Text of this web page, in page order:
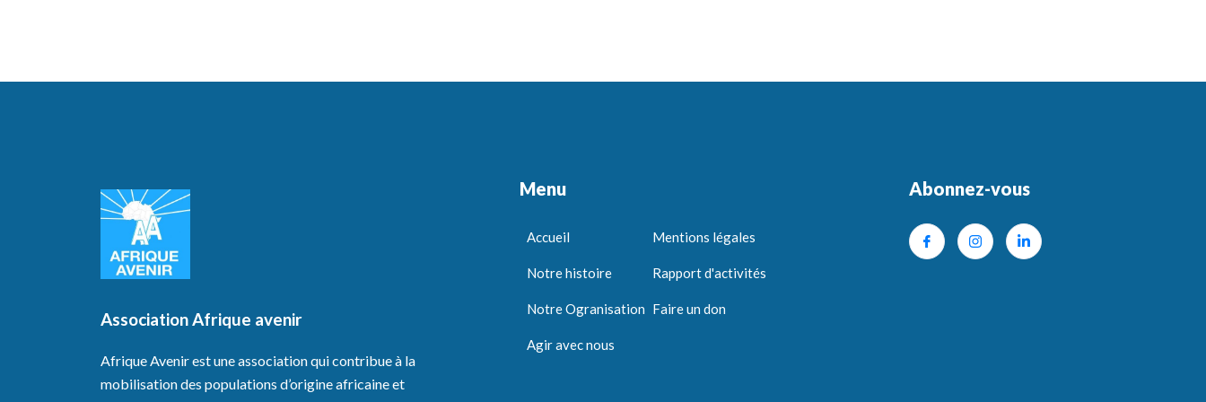
Association Afrique avenir
Afrique Avenir est une association qui contribue à la
mobilisation des populations d’origine africaine et
Menu
Accueil
Notre histoire
Notre Ogranisation
Agir avec nous
Mentions légales
Rapport d'activités
Faire un don
Abonnez-vous